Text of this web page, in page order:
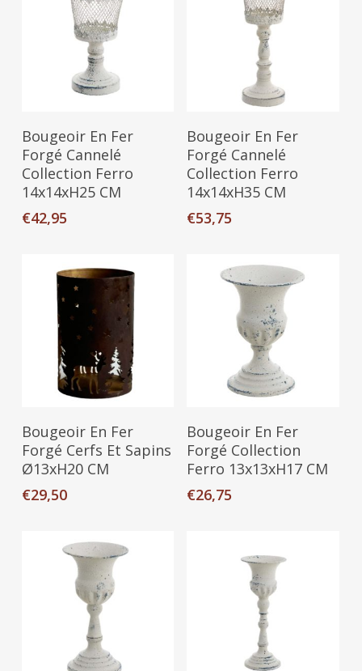
Ajouter Au Panier
Bougeoir En Fer
Forgé Cannelé
Collection Ferro
14x14xH25 CM
€42,95
Ajouter Au Panier
Bougeoir En Fer
Forgé Cannelé
Collection Ferro
14x14xH35 CM
€53,75
Ajouter Au Panier
Bougeoir En Fer
Forgé Cerfs Et Sapins
Ø13xH20 CM
€29,50
Ajouter Au Panier
Bougeoir En Fer
Forgé Collection
Ferro 13x13xH17 CM
€26,75